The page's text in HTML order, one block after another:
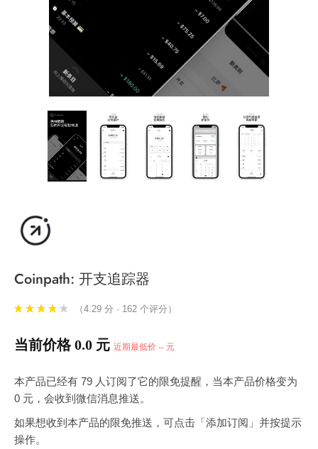
Coinpath: 开支追踪器
（4.29 分 · 162 个评分）
当前价格 0.0 元 近期最低价 -- 元
本产品已经有 79 人订阅了它的限免提醒，当本产品价格变为
0 元，会收到微信消息推送。
如果想收到本产品的限免推送，可点击「添加订阅」并按提示
操作。